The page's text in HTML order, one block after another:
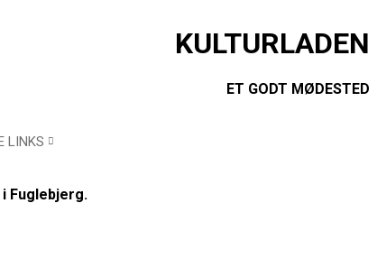
KULTURLADEN
ET GODT MØDESTED
LINKS
Fuglebjerg.